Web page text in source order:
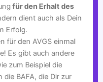
für den Erhalt des
dient auch als Dein
Erfolg.
für den AVGS einmal
Es gibt auch andere
zum Beispiel die
BAFA, die Dir zur